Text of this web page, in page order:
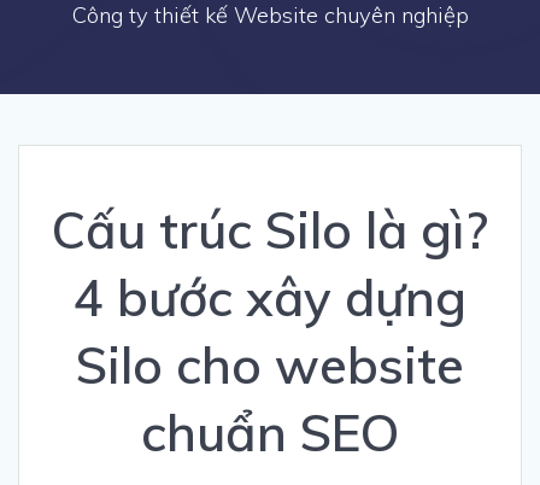
Công ty thiết kế Website chuyên nghiệp
Cấu trúc Silo là gì?
4 bước xây dựng
Silo cho website
chuẩn SEO